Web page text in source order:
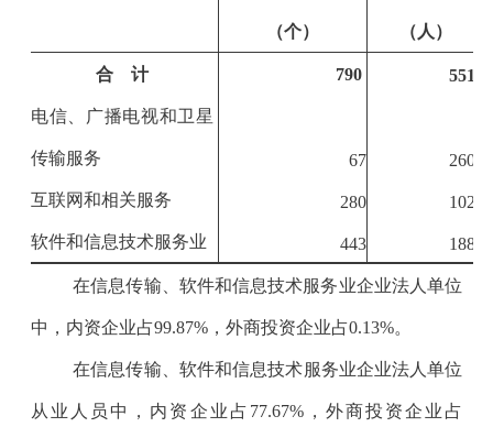
（个） （人）
合 计 790 5512
电信、广播电视和卫星
传输服务 67 2600
互联网和相关服务 280 1028
软件和信息技术服务业 443 1884
在信息传输、软件和信息技术服务业企业法人单位
中，内资企业占99.87%，外商投资企业占0.13%。
在信息传输、软件和信息技术服务业企业法人单位
从业人员中，内资企业占 77.67%，外商投资企业占